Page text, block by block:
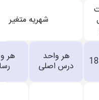
شهریه متغیر
هر واحد
اصلی
هر واحد